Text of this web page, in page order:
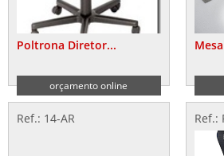
Poltrona Diretor...
orçamento online
Ref.: 14-AR Ref.: